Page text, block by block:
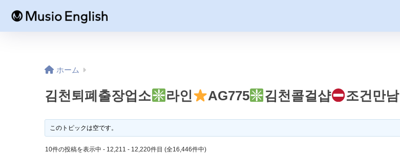
ホーム
김천퇴폐출장업소 라인 AG775 김천콜걸샵 조건만남
このトピックは空です。
10件の投稿を表示中 - 12,211 - 12,220件目 (全16,446件中)